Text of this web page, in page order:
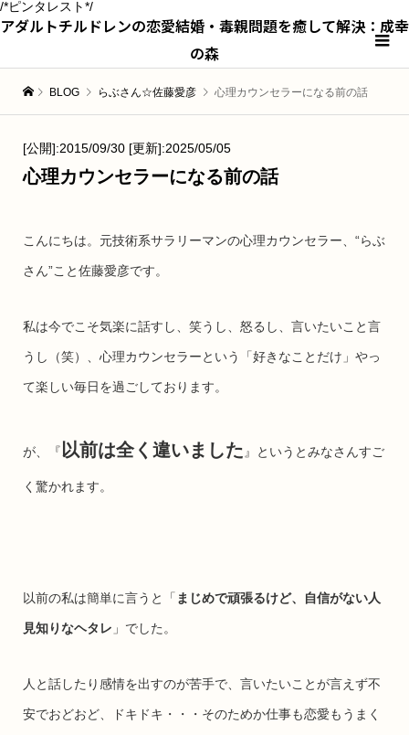
/*ピンタレスト*/
アダルトチルドレンの恋愛結婚・毒親問題を癒して解決：成幸
の森
BLOG らぶさん☆佐藤愛彦 心理カウンセラーになる前の話
[公開]:2015/09/30 [更新]:2025/05/05
心理カウンセラーになる前の話
こんにちは。元技術系サラリーマンの心理カウンセラー、“らぶ
さん”こと佐藤愛彦です。
私は今でこそ気楽に話すし、笑うし、怒るし、言いたいこと言
うし（笑）、心理カウンセラーという「好きなことだけ」やっ
て楽しい毎日を過ごしております。
が、『 以前は全く違いました 』というとみなさんすご
く驚かれます。
以前の私は簡単に言うと「 まじめで頑張るけど、自信がない人
見知りなヘタレ 」でした。
人と話したり感情を出すのが苦手で、言いたいことが言えず不
安でおどおど、ドキドキ・・・そのためか仕事も恋愛もうまく